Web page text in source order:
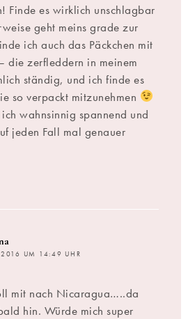
Finde es wirklich unschlagbar
geht meins grade zur
ich auch das Päckchen mit
die zerfleddern in meinem
ständig, und ich finde es
so verpackt mitzunehmen
wahnsinnig spannend und
jeden Fall mal genauer
2016 UM 14:49 UHR
mit nach Nicaragua…..da
hin. Würde mich super